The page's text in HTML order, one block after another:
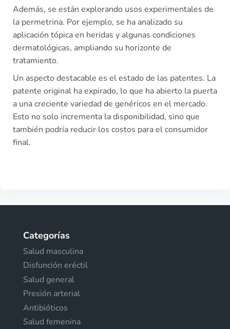
Además, se están explorando usos experimentales de
la permetrina. Por ejemplo, se ha analizado su
aplicación tópica en heridas y algunas condiciones
dermatológicas, ampliando su horizonte de
tratamiento.
Un aspecto destacable es el estado de las patentes. La
patente original ha expirado, lo que ha abierto la puerta
a una creciente variedad de genéricos en el mercado.
Esto no solo incrementa la disponibilidad, sino que
también podría reducir los costos para el consumidor
final.
Categorías
Salud masculina
Disfunción eréctil
Salud general
Presión arterial
Antibióticos
Salud femenina